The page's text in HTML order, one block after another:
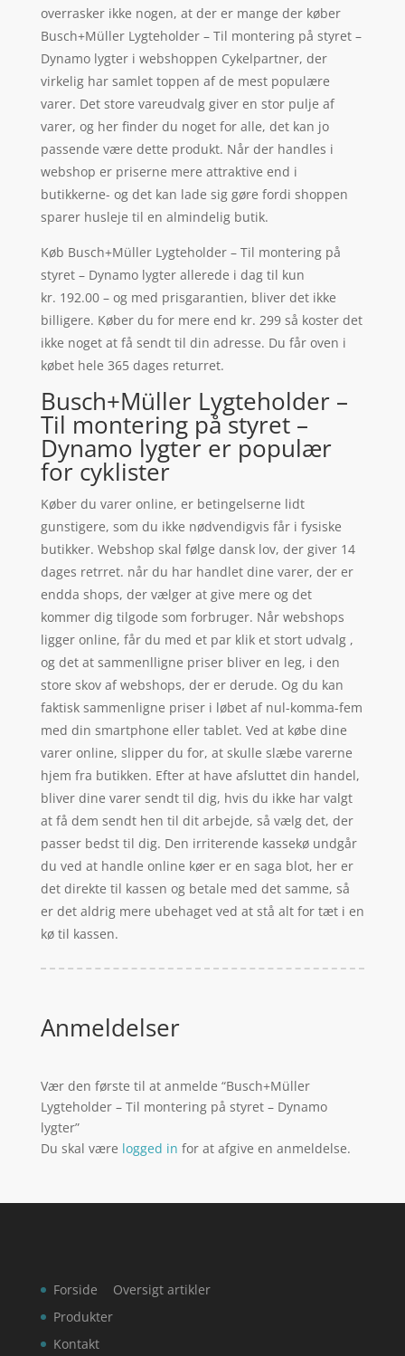
overrasker ikke nogen, at der er mange der køber
Busch+Müller Lygteholder – Til montering på styret –
Dynamo lygter i webshoppen Cykelpartner, der
virkelig har samlet toppen af de mest populære
varer. Det store vareudvalg giver en stor pulje af
varer, og her finder du noget for alle, det kan jo
passende være dette produkt. Når der handles i
webshop er priserne mere attraktive end i
butikkerne- og det kan lade sig gøre fordi shoppen
sparer husleje til en almindelig butik.
Køb Busch+Müller Lygteholder – Til montering på
styret – Dynamo lygter allerede i dag til kun
kr. 192.00 – og med prisgarantien, bliver det ikke
billigere. Køber du for mere end kr. 299 så koster det
ikke noget at få sendt til din adresse. Du får oven i
købet hele 365 dages returret.
Busch+Müller Lygteholder –
Til montering på styret –
Dynamo lygter er populær
for cyklister
Køber du varer online, er betingelserne lidt
gunstigere, som du ikke nødvendigvis får i fysiske
butikker. Webshop skal følge dansk lov, der giver 14
dages retrret. når du har handlet dine varer, der er
endda shops, der vælger at give mere og det
kommer dig tilgode som forbruger. Når webshops
ligger online, får du med et par klik et stort udvalg ,
og det at sammenlligne priser bliver en leg, i den
store skov af webshops, der er derude. Og du kan
faktisk sammenligne priser i løbet af nul-komma-fem
med din smartphone eller tablet. Ved at købe dine
varer online, slipper du for, at skulle slæbe varerne
hjem fra butikken. Efter at have afsluttet din handel,
bliver dine varer sendt til dig, hvis du ikke har valgt
at få dem sendt hen til dit arbejde, så vælg det, der
passer bedst til dig. Den irriterende kassekø undgår
du ved at handle online køer er en saga blot, her er
det direkte til kassen og betale med det samme, så
er det aldrig mere ubehaget ved at stå alt for tæt i en
kø til kassen.
Anmeldelser
Vær den første til at anmelde “Busch+Müller
Lygteholder – Til montering på styret – Dynamo
lygter”
Du skal være logged in for at afgive en anmeldelse.
Forside
Produkter
Kontakt
Oversigt artikler